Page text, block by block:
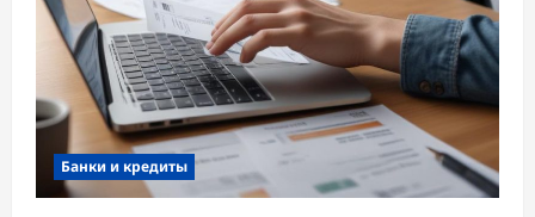
Банки и кредиты